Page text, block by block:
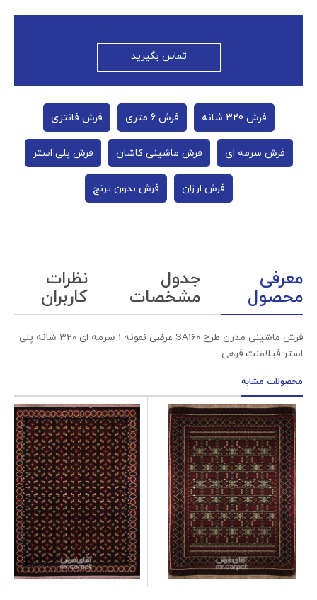
تماس بگیرید
فرش 320 شانه فرش 6 متری فرش فانتزی
فرش سرمه‌ ای فرش ماشینی کاشان فرش پلی استر
فرش ارزان فرش بدون ترنج
معرفی
محصول
جدول
مشخصات
نظرات
کاربران
فرش ماشینی مدرن طرح SA160 عرضی نمونه 1 سرمه ای 320 شانه پلی
استر فیلامنت فرهی
محصولات مشابه